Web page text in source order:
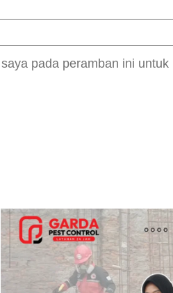
pada peramban ini